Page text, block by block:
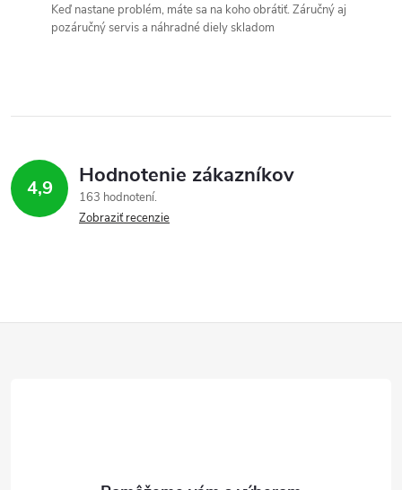
Keď nastane problém, máte sa na koho obrátiť. Záručný aj
pozáručný servis a náhradné diely skladom
4,9 Hodnotenie zákazníkov
163 hodnotení
Zobraziť recenzie